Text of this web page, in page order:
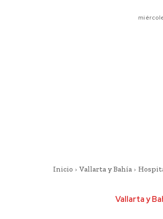
Inicio Vallarta y Bahía
Vallarta y